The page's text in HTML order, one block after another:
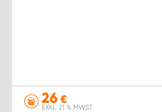
26 €
EXKL. 21 % MWST.